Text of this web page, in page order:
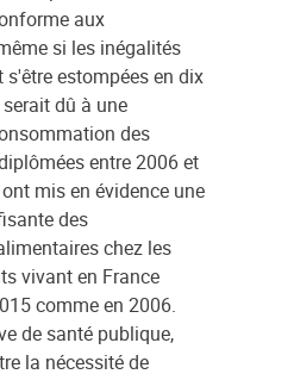
aux
si les inégalités
estompées en dix
dû à une
des
entre 2006 et
mis en évidence une
des
chez les
vivant en France
comme en 2006.
de santé publique,
la nécessité de